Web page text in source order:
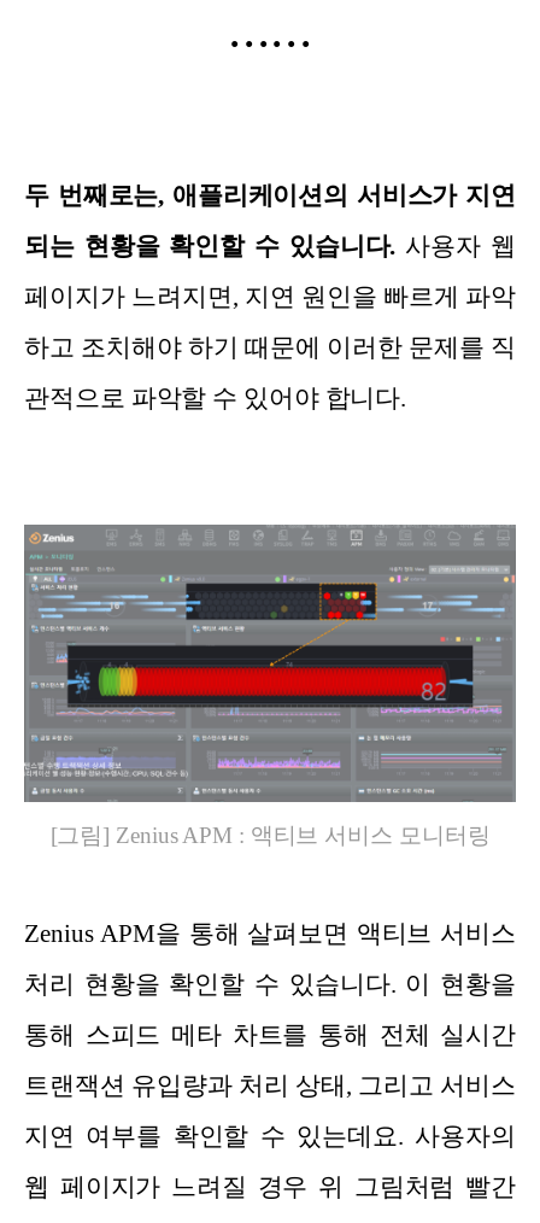
• • • • • •
두 번째로는, 애플리케이션의 서비스가 지연
되는 현황을 확인할 수 있습니다. 사용자 웹
페이지가 느려지면, 지연 원인을 빠르게 파악
하고 조치해야 하기 때문에 이러한 문제를 직
관적으로 파악할 수 있어야 합니다.
[그림] Zenius APM : 액티브 서비스 모니터링
Zenius APM을 통해 살펴보면 액티브 서비스
처리 현황을 확인할 수 있습니다. 이 현황을
통해 스피드 메타 차트를 통해 전체 실시간
트랜잭션 유입량과 처리 상태, 그리고 서비스
지연 여부를 확인할 수 있는데요. 사용자의
웹 페이지가 느려질 경우 위 그림처럼 빨간